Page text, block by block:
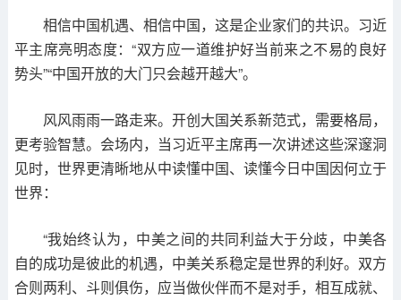
相信中国机遇、相信中国，这是企业家们的共识。习近
平主席亮明态度：“双方应一道维护好当前来之不易的良好
势头”“中国开放的大门只会越开越大”。
风风雨雨一路走来。开创大国关系新范式，需要格局，
更考验智慧。会场内，当习近平主席再一次讲述这些深邃洞
见时，世界更清晰地从中读懂中国、读懂今日中国因何立于
世界：
“我始终认为，中美之间的共同利益大于分歧，中美各
自的成功是彼此的机遇，中美关系稳定是世界的利好。双方
合则两利、斗则俱伤，应当做伙伴而不是对手，相互成就、